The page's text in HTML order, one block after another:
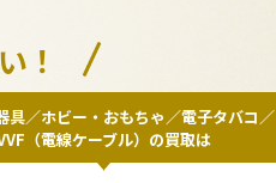
！
具／ホビー・おもちゃ／電子タバコ／
（電線ケーブル）の買取は